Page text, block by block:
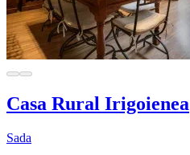
Casa Rural Irigoienea
Sada